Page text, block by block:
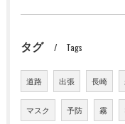
タグ Tags
道路 出張 長崎
マスク 予防 霧